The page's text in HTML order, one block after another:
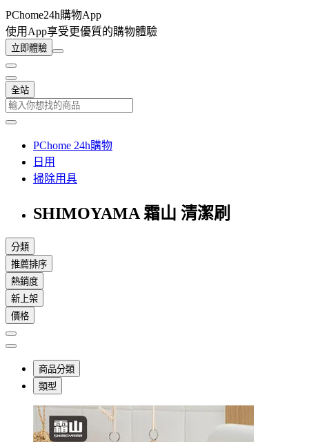
PChome24h購物App
使用App享受更優質的購物體驗
立即體驗
全站
PChome 24h購物
日用
掃除用具
SHIMOYAMA 霜山 清潔刷
分類
推薦排序
熱銷度
新上架
價格
商品分類
類型